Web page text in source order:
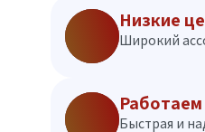
Низкие
Широкий
Работаем
Быстрая и